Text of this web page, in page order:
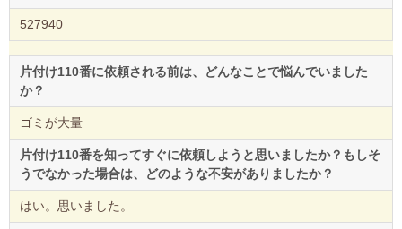
527940
片付け110番に依頼される前は、どんなことで悩んでいました
か？
ゴミが大量
片付け110番を知ってすぐに依頼しようと思いましたか？もしそ
うでなかった場合は、どのような不安がありましたか？
はい。思いました。